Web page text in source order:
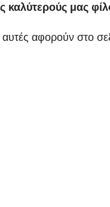
καλύτερούς μας
αυτές αφορούν στο